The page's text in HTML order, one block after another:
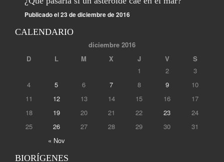
Publicado el 23 de diciembre de 2016
CALENDARIO
diciembre 2016
D
L M X J V S
« Nov
1 2
3
4
5 6 7 8 9
10
11
12 13 14 15 16
17
18
19 20 21 22 23
24
25
26 27 28 29 30 31
BIORÍGENES